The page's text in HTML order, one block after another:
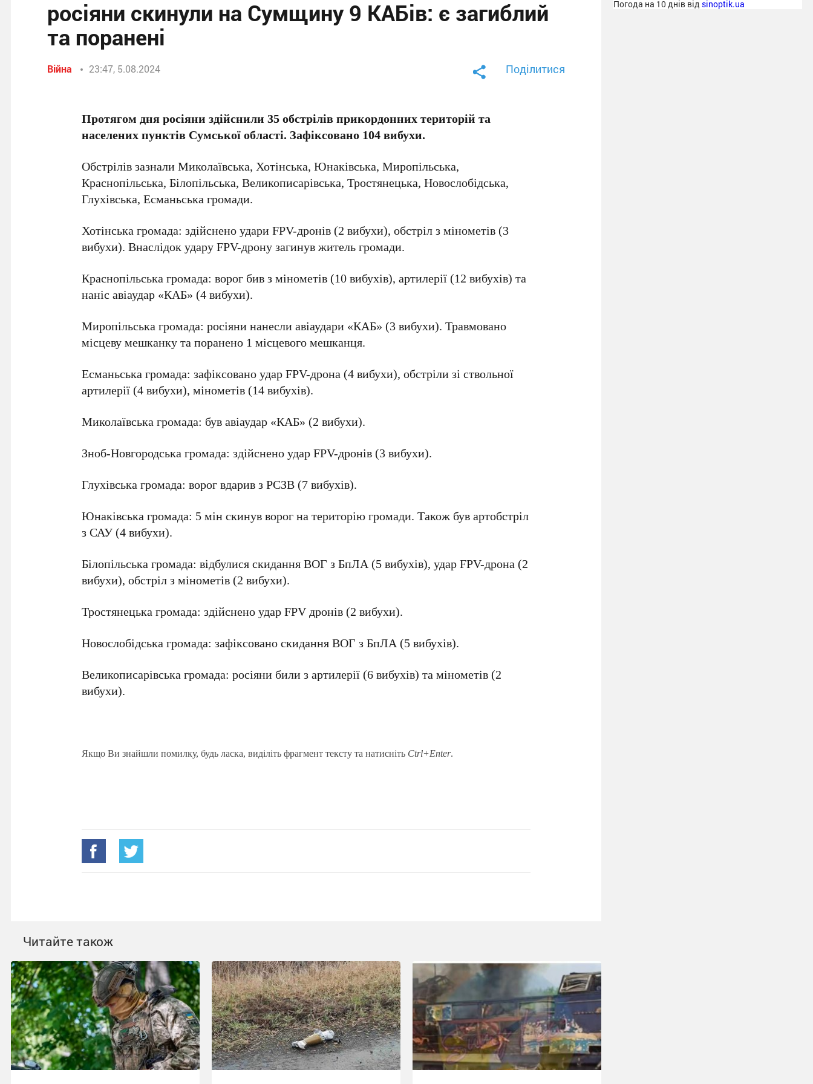
росіяни скинули на Сумщину 9 КАБів: є загиблий
та поранені
Війна 23:47, 5.08.2024 Поділитися
Протягом дня росіяни здійснили 35 обстрілів прикордонних територій та
населених пунктів Сумської області. Зафіксовано 104 вибухи.
Обстрілів зазнали Миколаївська, Хотінська, Юнаківська, Миропільська,
Краснопільська, Білопільська, Великописарівська, Тростянецька, Новослобідська,
Глухівська, Есманьська громади.
Хотінська громада: здійснено удари FPV-дронів (2 вибухи), обстріл з мінометів (3
вибухи). Внаслідок удару FPV-дрону загинув житель громади.
Краснопільська громада: ворог бив з мінометів (10 вибухів), артилерії (12 вибухів) та
наніс авіаудар «КАБ» (4 вибухи).
Миропільська громада: росіяни нанесли авіаудари «КАБ» (3 вибухи). Травмовано
місцеву мешканку та поранено 1 місцевого мешканця.
Есманьська громада: зафіксовано удар FPV-дрона (4 вибухи), обстріли зі ствольної
артилерії (4 вибухи), мінометів (14 вибухів).
Миколаївська громада: був авіаудар «КАБ» (2 вибухи).
Зноб-Новгородська громада: здійснено удар FPV-дронів (3 вибухи).
Глухівська громада: ворог вдарив з РСЗВ (7 вибухів).
Юнаківська громада: 5 мін скинув ворог на територію громади. Також був артобстріл
з САУ (4 вибухи).
Білопільська громада: відбулися скидання ВОГ з БпЛА (5 вибухів), удар FPV-дрона (2
вибухи), обстріл з мінометів (2 вибухи).
Тростянецька громада: здійснено удар FPV дронів (2 вибухи).
Новослобідська громада: зафіксовано скидання ВОГ з БпЛА (5 вибухів).
Великописарівська громада: росіяни били з артилерії (6 вибухів) та мінометів (2
вибухи).
Якщо Ви знайшли помилку, будь ласка, виділіть фрагмент тексту та натисніть Ctrl+Enter.
Читайте також
Погода на 10 днів від sinoptik.ua